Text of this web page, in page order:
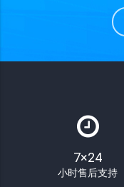
7×24
小时售后支持